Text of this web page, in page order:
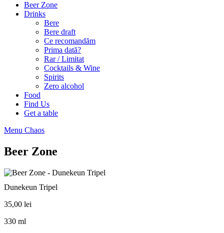
Beer Zone
Drinks
Bere
Bere draft
Ce recomandăm
Prima dată?
Rar / Limitat
Cocktails & Wine
Spirits
Zero alcohol
Food
Find Us
Get a table
Menu Chaos
Beer Zone
Dunekeun Tripel
35,00 lei
330 ml